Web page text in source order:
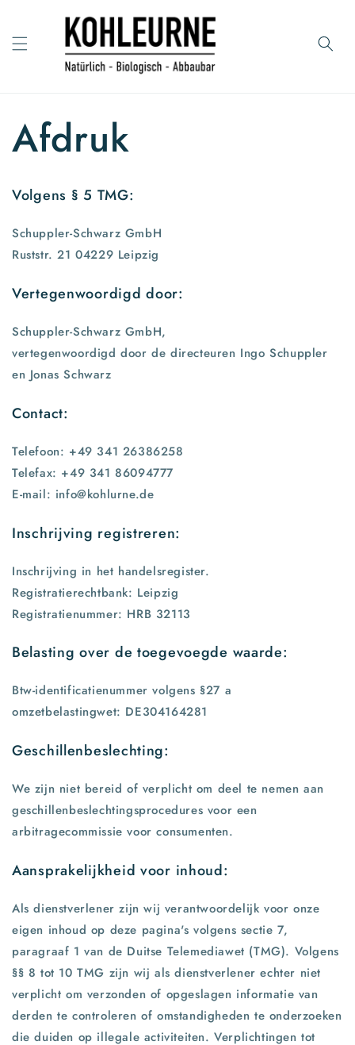
naar de
content
Afdruk
Volgens § 5 TMG:
Schuppler-Schwarz GmbH
Ruststr. 21 04229 Leipzig
Vertegenwoordigd door:
Schuppler-Schwarz GmbH,
vertegenwoordigd door de directeuren Ingo Schuppler
en Jonas Schwarz
Contact:
Telefoon: +49 341 26386258
Telefax: +49 341 86094777
E-mail: info@kohlurne.de
Inschrijving registreren:
Inschrijving in het handelsregister.
Registratierechtbank: Leipzig
Registratienummer: HRB 32113
Belasting over de toegevoegde waarde:
Btw-identificatienummer volgens §27 a
omzetbelastingwet: DE304164281 ​
Geschillenbeslechting:
We zijn niet bereid of verplicht om deel te nemen aan
geschillenbeslechtingsprocedures voor een
arbitragecommissie voor consumenten.​
Aansprakelijkheid voor inhoud:
Als dienstverlener zijn wij verantwoordelijk voor onze
eigen inhoud op deze pagina's volgens sectie 7,
paragraaf 1 van de Duitse Telemediawet (TMG). Volgens
§§ 8 tot 10 TMG zijn wij als dienstverlener echter niet
verplicht om verzonden of opgeslagen informatie van
derden te controleren of omstandigheden te onderzoeken
die duiden op illegale activiteiten. Verplichtingen tot